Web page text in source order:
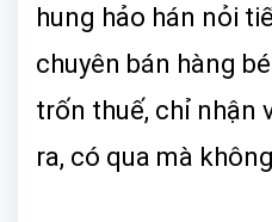
hung hảo hán nỏi
chuyên bán hàng
trốn thuế, chỉ nhận
ra, có qua mà